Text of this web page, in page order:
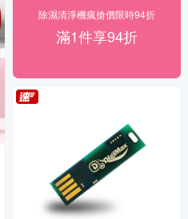
除濕清淨機瘋搶價限時94折
滿1件享94折